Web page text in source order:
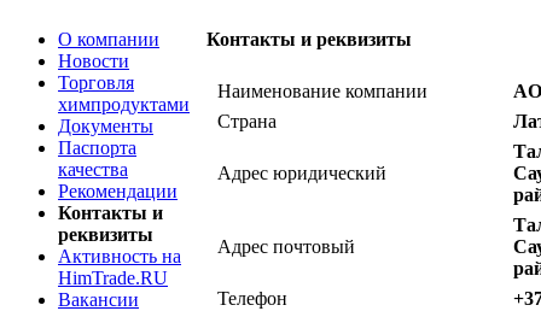
О компании
Новости
Торговля
химпродуктами
Документы
Паспорта
качества
Рекомендации
Контакты и
реквизиты
Активность на
HimTrade.RU
Вакансии
Контакты и реквизиты
Наименование компании
Страна
Адрес юридический
Адрес почтовый
Телефон